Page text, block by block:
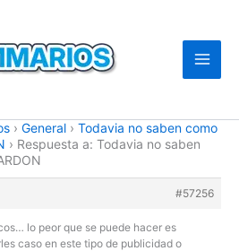
› General › Todavia no saben como
› Respuesta a: Todavia no saben
#57256
lo peor que se puede hacer es
caso en este tipo de publicidad o